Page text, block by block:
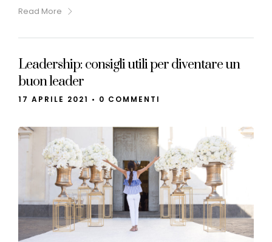
Read More
Leadership: consigli utili per diventare un
buon leader
17 APRILE 2021 • 0 COMMENTI